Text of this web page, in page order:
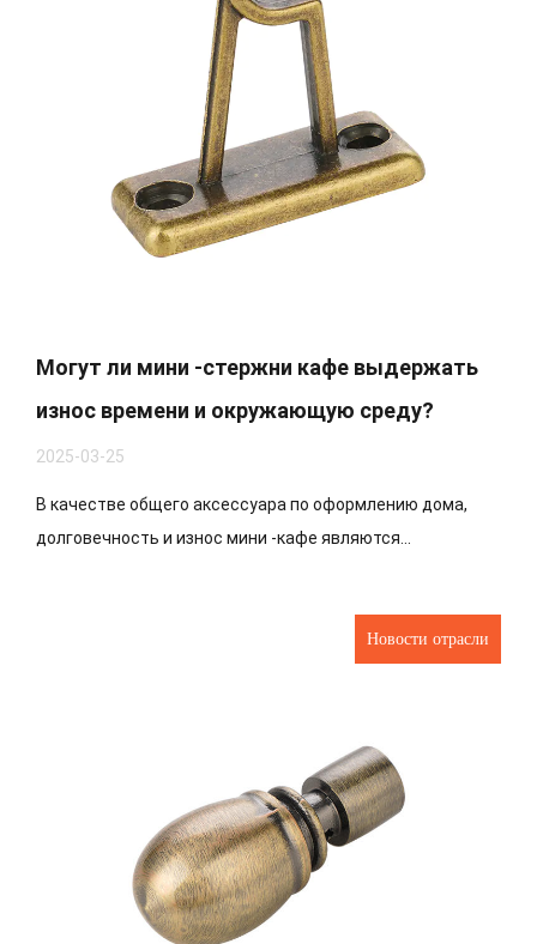
Могут ли мини -стержни кафе выдержать
износ времени и окружающую среду?
2025-03-25
В качестве общего аксессуара по оформлению дома,
долговечность и износ мини -кафе являются...
Новости отрасли